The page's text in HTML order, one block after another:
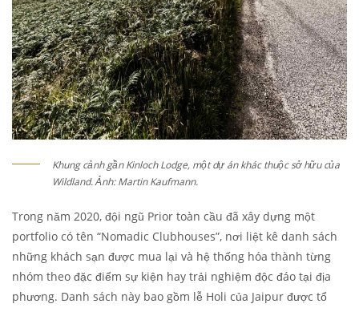
Khung cảnh gần Kinloch Lodge, một dự án khác thuộc sở hữu của
Wildland. Ảnh: Martin Kaufmann.
Trong năm 2020, đội ngũ Prior toàn cầu đã xây dựng một
portfolio có tên “Nomadic Clubhouses”, nơi liệt kê danh sách
những khách sạn được mua lại và hệ thống hóa thành từng
nhóm theo đặc điểm sự kiện hay trải nghiệm độc đáo tại địa
phương. Danh sách này bao gồm lễ Holi của Jaipur được tổ